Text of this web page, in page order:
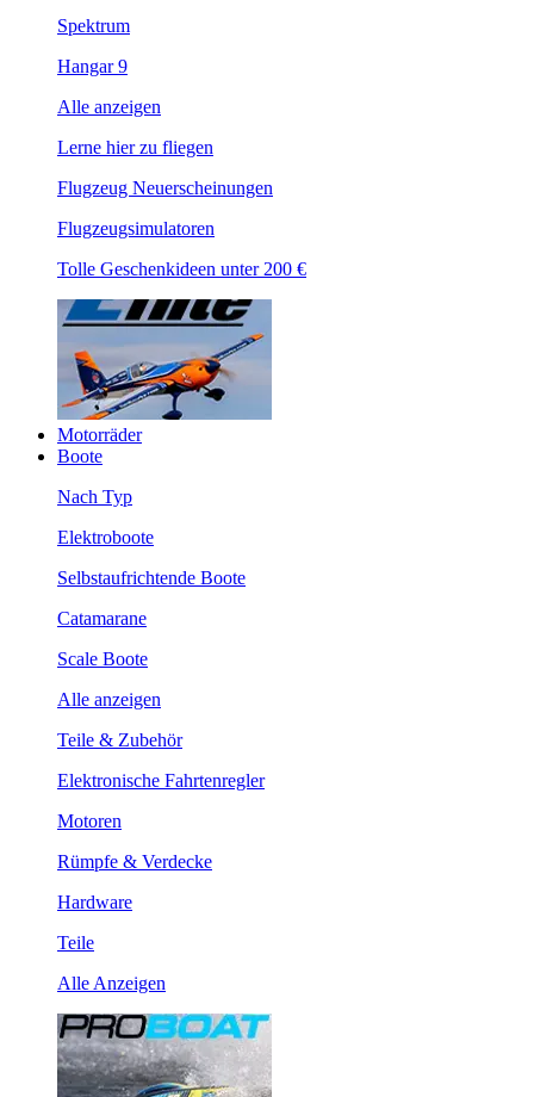
Spektrum
Hangar 9
Alle anzeigen
Lerne hier zu fliegen
Flugzeug Neuerscheinungen
Flugzeugsimulatoren
Tolle Geschenkideen unter 200 €
Motorräder
Boote
Nach Typ
Elektroboote
Selbstaufrichtende Boote
Catamarane
Scale Boote
Alle anzeigen
Teile & Zubehör
Elektronische Fahrtenregler
Motoren
Rümpfe & Verdecke
Hardware
Teile
Alle Anzeigen